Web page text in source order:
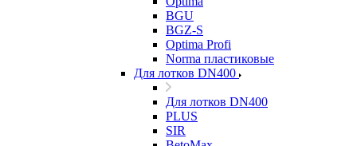
BGU
BGZ-S
Optima Profi
Norma пластиковые
Для лотков DN400
Для лотков DN400
PLUS
SIR